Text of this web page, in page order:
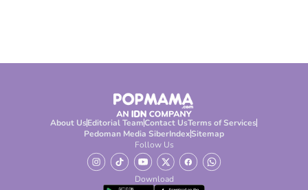
About UsEditorial TeamContact UsTerms of Services
Pedoman Media SiberIndexSitemap
Follow Us
Download